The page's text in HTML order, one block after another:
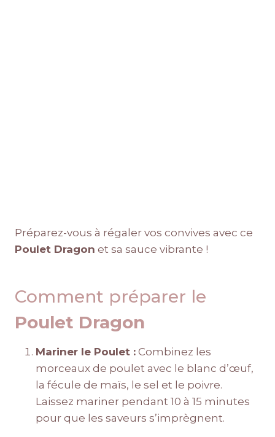
Préparez-vous à régaler vos convives avec ce
Poulet Dragon et sa sauce vibrante !
Comment préparer le
Poulet Dragon
Mariner le Poulet : Combinez les
morceaux de poulet avec le blanc d’œuf,
la fécule de maïs, le sel et le poivre.
Laissez mariner pendant 10 à 15 minutes
pour que les saveurs s’imprègnent.